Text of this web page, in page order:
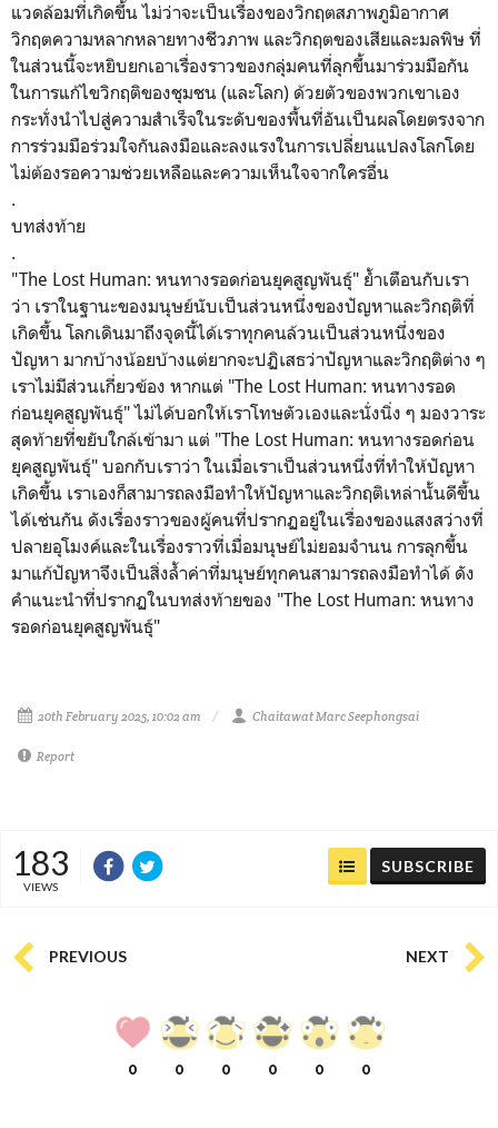
แวดล้อมที่เกิดขึ้น ไม่ว่าจะเป็นเรื่องของวิกฤตสภาพภูมิอากาศ
วิกฤตความหลากหลายทางชีวภาพ และวิกฤตของเสียและมลพิษ ที่
ในส่วนนี้จะหยิบยกเอาเรื่องราวของกลุ่มคนที่ลุกขึ้นมาร่วมมือกัน
ในการแก้ไขวิกฤติของชุมชน (และโลก) ด้วยตัวของพวกเขาเอง
กระทั่งนำไปสู่ความสำเร็จในระดับของพื้นที่อันเป็นผลโดยตรงจาก
การร่วมมือร่วมใจกันลงมือและลงแรงในการเปลี่ยนแปลงโลกโดย
ไม่ต้องรอความช่วยเหลือและความเห็นใจจากใครอื่น
.
บทส่งท้าย
.
"The Lost Human: หนทางรอดก่อนยุคสูญพันธุ์" ย้ำเตือนกับเรา
ว่า เราในฐานะของมนุษย์นับเป็นส่วนหนึ่งของปัญหาและวิกฤติที่
เกิดขึ้น โลกเดินมาถึงจุดนี้ได้เราทุกคนล้วนเป็นส่วนหนึ่งของ
ปัญหา มากบ้างน้อยบ้างแต่ยากจะปฏิเสธว่าปัญหาและวิกฤติต่าง ๆ
เราไม่มีส่วนเกี่ยวข้อง หากแต่ "The Lost Human: หนทางรอด
ก่อนยุคสูญพันธุ์" ไม่ได้บอกให้เราโทษตัวเองและนั่งนิ่ง ๆ มองวาระ
สุดท้ายที่ขยับใกล้เข้ามา แต่ "The Lost Human: หนทางรอดก่อน
ยุคสูญพันธุ์" บอกกับเราว่า ในเมื่อเราเป็นส่วนหนึ่งที่ทำให้ปัญหา
เกิดขึ้น เราเองก็สามารถลงมือทำให้ปัญหาและวิกฤติเหล่านั้นดีขึ้น
ได้เช่นกัน ดังเรื่องราวของผู้คนที่ปรากฏอยู่ในเรื่องของแสงสว่างที่
ปลายอุโมงค์และในเรื่องราวที่เมื่อมนุษย์ไม่ยอมจำนน การลุกขึ้น
มาแก้ปัญหาจึงเป็นสิ่งล้ำค่าที่มนุษย์ทุกคนสามารถลงมือทำได้ ดัง
คำแนะนำที่ปรากฏในบทส่งท้ายของ "The Lost Human: หนทาง
รอดก่อนยุคสูญพันธุ์"
20th February 2025, 10:02 am Chaitawat Marc Seephongsai
Report
183
VIEWS
SUBSCRIBE
PREVIOUS NEXT
0 0 0 0 0 0